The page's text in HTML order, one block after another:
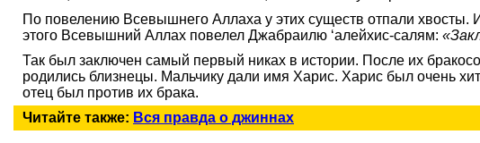
По повелению Всевышнего Аллаха у этих существ отпали хвосты.
этого Всевышний Аллах повелел Джабраилю ‘алейхис-салям:
Так был заключен самый первый никах в истории. После их
родились близнецы. Мальчику дали имя Харис. Харис был очень
отец был против их брака.
Читайте также: Вся правда о джиннах